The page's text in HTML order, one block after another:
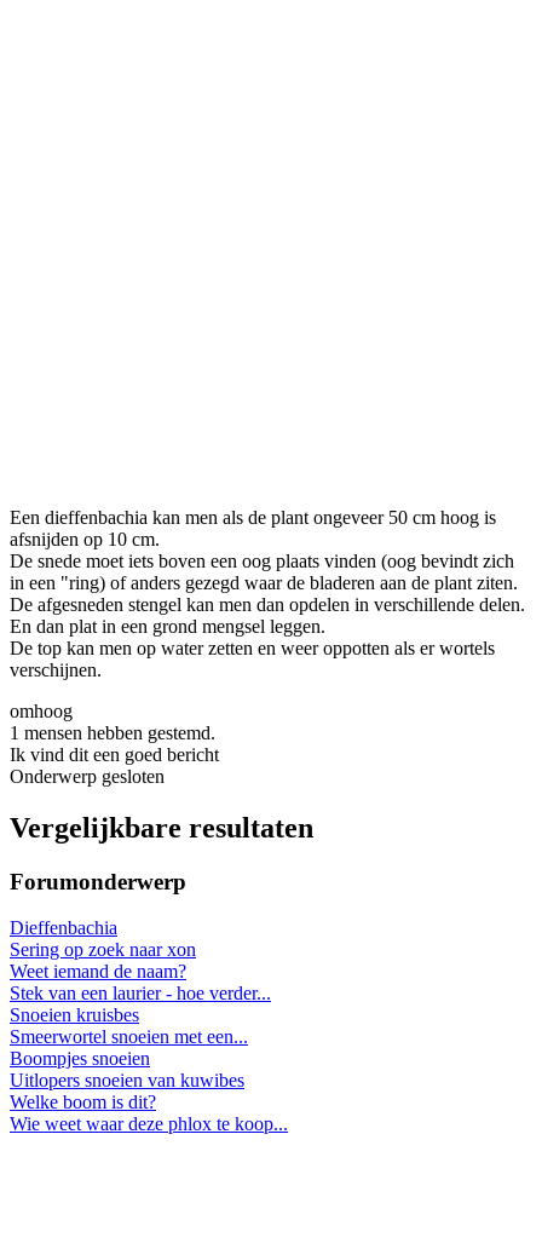
Een dieffenbachia kan men als de plant ongeveer 50 cm hoog is
afsnijden op 10 cm.
De snede moet iets boven een oog plaats vinden (oog bevindt zich
in een "ring) of anders gezegd waar de bladeren aan de plant ziten.
De afgesneden stengel kan men dan opdelen in verschillende delen.
En dan plat in een grond mengsel leggen.
De top kan men op water zetten en weer oppotten als er wortels
verschijnen.
omhoog
1 mensen hebben gestemd.
Ik vind dit een goed bericht
Onderwerp gesloten
Vergelijkbare resultaten
Forumonderwerp
Dieffenbachia
Sering op zoek naar xon
Weet iemand de naam?
Stek van een laurier - hoe verder...
Snoeien kruisbes
Smeerwortel snoeien met een...
Boompjes snoeien
Uitlopers snoeien van kuwibes
Welke boom is dit?
Wie weet waar deze phlox te koop...